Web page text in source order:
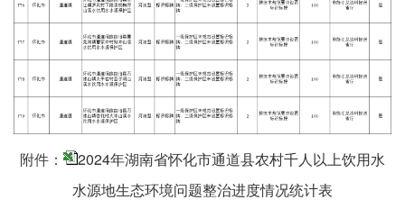
附件：
2024年湖南省怀化市通道县农村千人以上饮用水
水源地生态环境问题整治进度情况统计表